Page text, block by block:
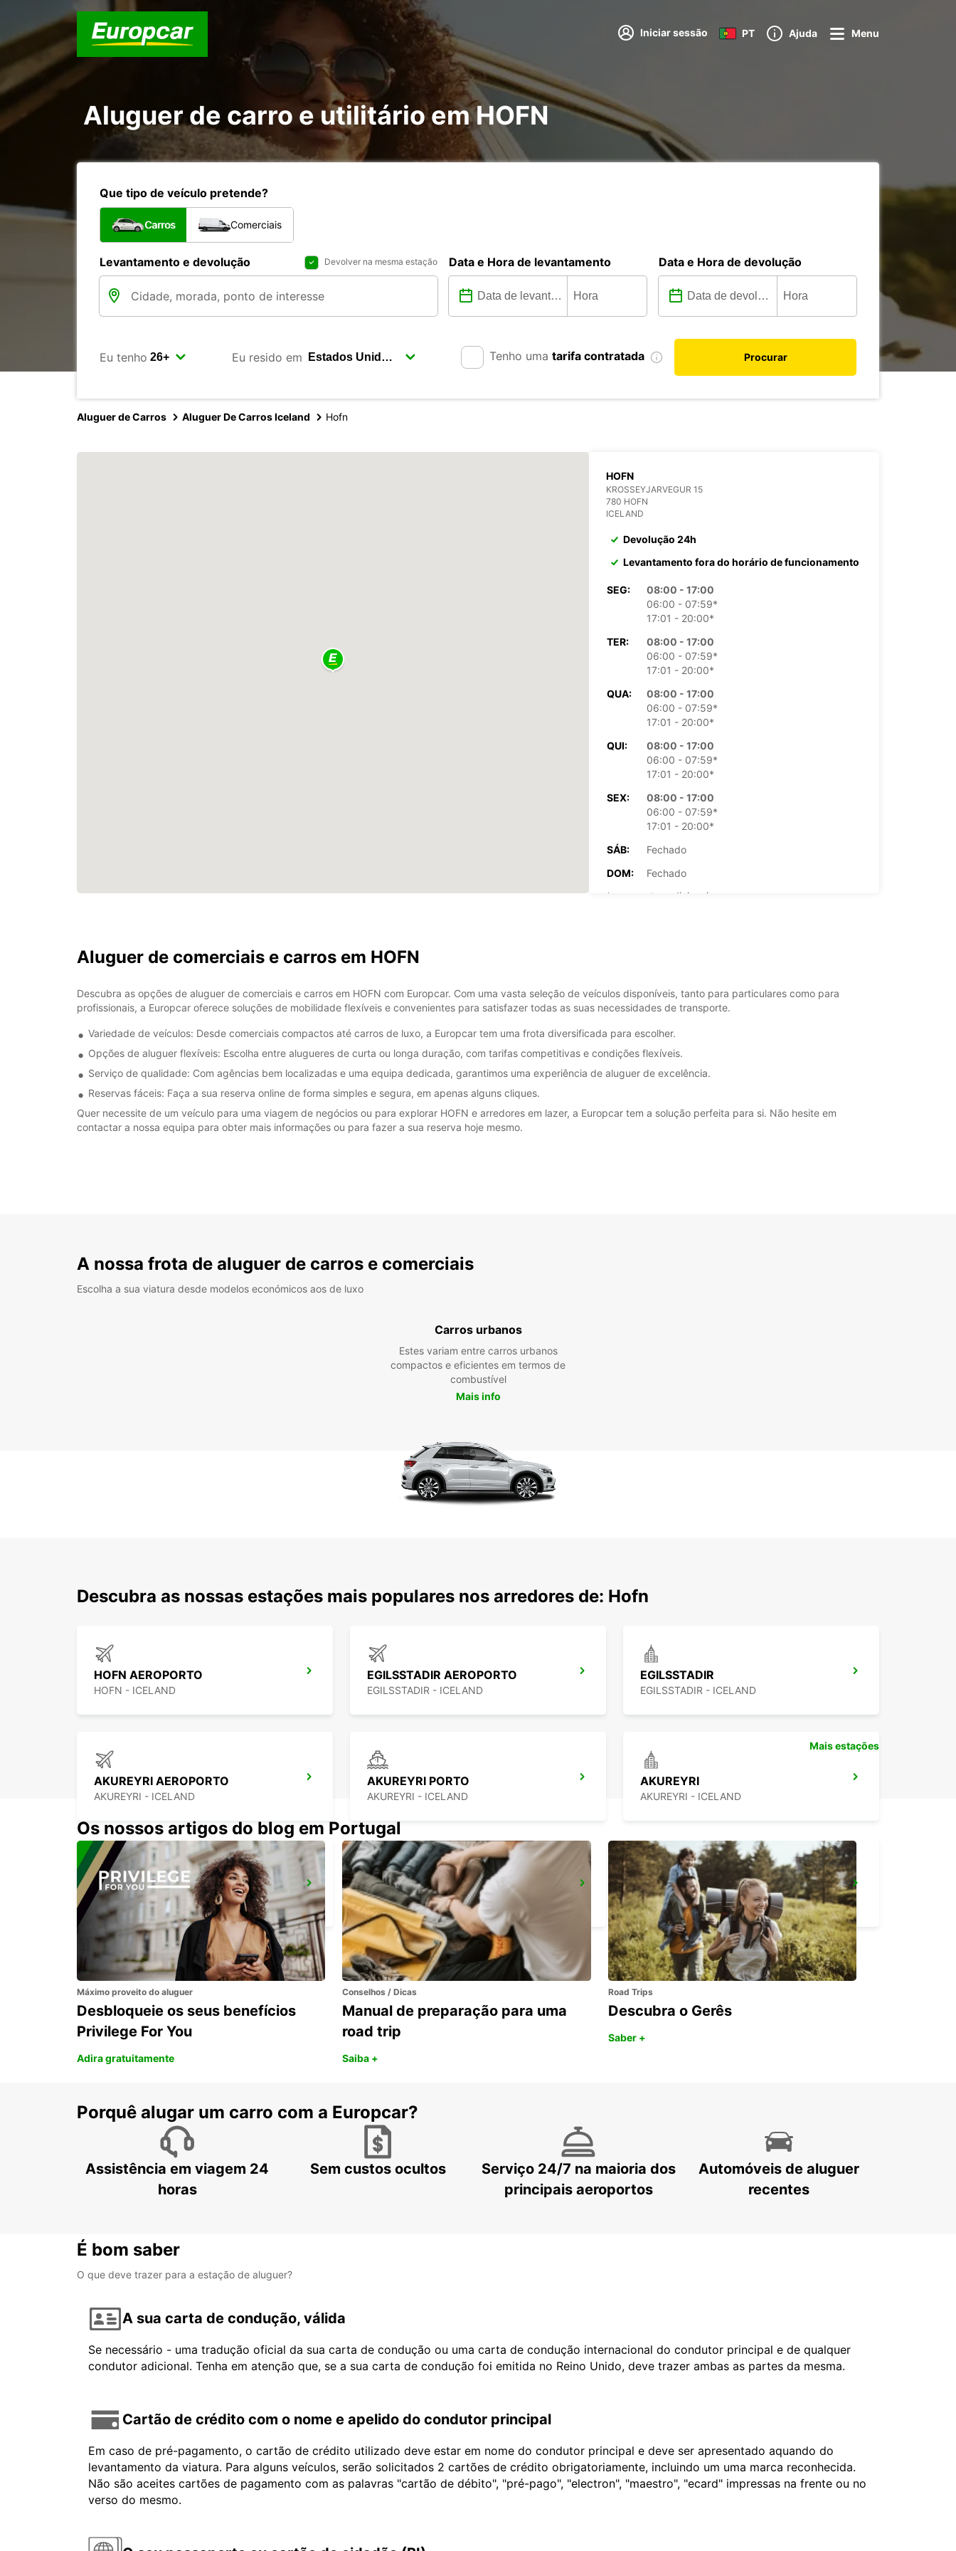
Iniciar sessão PT Ajuda Menu
Aluguer de carro e utilitário em HOFN
Que tipo de veículo pretende?
Carros Comerciais
Levantamento e devolução Devolver na mesma estação Data e Hora de levantamento Data e Hora de devolução
Eu tenho Eu resido em Tenho uma tarifa contratada Procurar
Aluguer de Carros Aluguer De Carros Iceland Hofn
HOFN
KROSSEYJARVEGUR 15
780 HOFN
ICELAND
Devolução 24h
Levantamento fora do horário de funcionamento
SEG:
08:00 - 17:00
06:00 - 07:59*
17:01 - 20:00*
TER:
08:00 - 17:00
06:00 - 07:59*
17:01 - 20:00*
QUA:
08:00 - 17:00
06:00 - 07:59*
17:01 - 20:00*
QUI:
08:00 - 17:00
06:00 - 07:59*
17:01 - 20:00*
SEX:
08:00 - 17:00
06:00 - 07:59*
17:01 - 20:00*
SÁB:
Fechado
DOM:
Fechado
*com custos adicionais
Itinerário
Aluguer de comerciais e carros em HOFN
Descubra as opções de aluguer de comerciais e carros em HOFN com Europcar. Com uma vasta seleção de veículos disponíveis, tanto para particulares como para
profissionais, a Europcar oferece soluções de mobilidade flexíveis e convenientes para satisfazer todas as suas necessidades de transporte.
Variedade de veículos: Desde comerciais compactos até carros de luxo, a Europcar tem uma frota diversificada para escolher.
Opções de aluguer flexíveis: Escolha entre alugueres de curta ou longa duração, com tarifas competitivas e condições flexíveis.
Serviço de qualidade: Com agências bem localizadas e uma equipa dedicada, garantimos uma experiência de aluguer de excelência.
Reservas fáceis: Faça a sua reserva online de forma simples e segura, em apenas alguns cliques.
Quer necessite de um veículo para uma viagem de negócios ou para explorar HOFN e arredores em lazer, a Europcar tem a solução perfeita para si. Não hesite em
contactar a nossa equipa para obter mais informações ou para fazer a sua reserva hoje mesmo.
A nossa frota de aluguer de carros e comerciais
Escolha a sua viatura desde modelos económicos aos de luxo
Carros urbanos
Estes variam entre carros urbanos
compactos e eficientes em termos de
combustível
Mais info
Descubra as nossas estações mais populares nos arredores de: Hofn
HOFN AEROPORTO
HOFN - ICELAND
EGILSSTADIR AEROPORTO
EGILSSTADIR - ICELAND
EGILSSTADIR
EGILSSTADIR - ICELAND
AKUREYRI AEROPORTO
AKUREYRI - ICELAND
AKUREYRI PORTO
AKUREYRI - ICELAND
AKUREYRI
AKUREYRI - ICELAND
HUSAVIK
HUSAVIK - ICELAND
SAUDARKROKUR
SAUDARKROKUR - ICELAND
REIQUIAVIQUE
REYKJAVIK - ICELAND
Mais estações
Os nossos artigos do blog em Portugal
Máximo proveito do aluguer
Desbloqueie os seus benefícios
Privilege For You
Adira gratuitamente
Conselhos / Dicas
Manual de preparação para uma
road trip
Saiba +
Road Trips
Descubra o Gerês
Saber +
Porquê alugar um carro com a Europcar?
Assistência em viagem 24
horas
Sem custos ocultos
Serviço 24/7 na maioria dos
principais aeroportos
Automóveis de aluguer
recentes
É bom saber
O que deve trazer para a estação de aluguer?
A sua carta de condução, válida
Se necessário - uma tradução oficial da sua carta de condução ou uma carta de condução internacional do condutor principal e de qualquer
condutor adicional. Tenha em atenção que, se a sua carta de condução foi emitida no Reino Unido, deve trazer ambas as partes da mesma.
Cartão de crédito com o nome e apelido do condutor principal
Em caso de pré-pagamento, o cartão de crédito utilizado deve estar em nome do condutor principal e deve ser apresentado aquando do
levantamento da viatura. Para alguns veículos, serão solicitados 2 cartões de crédito obrigatoriamente, incluindo um uma marca reconhecida.
Não são aceites cartões de pagamento com as palavras "cartão de débito", "pré-pago", "electron", "maestro", "ecard" impressas na frente ou no
verso do mesmo.